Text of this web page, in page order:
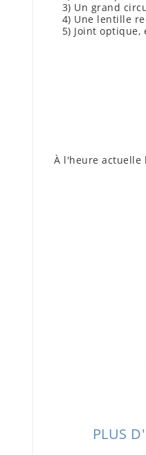
3) Un grand
4) Une lentille
5) Joint optique,
À l'heure actuelle
PLUS